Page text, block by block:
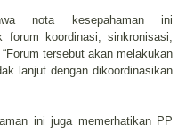
nota kesepahaman ini
forum koordinasi, sinkronisasi,
tersebut akan melakukan
lanjut dengan dikoordinasikan
ini juga memerhatikan PP